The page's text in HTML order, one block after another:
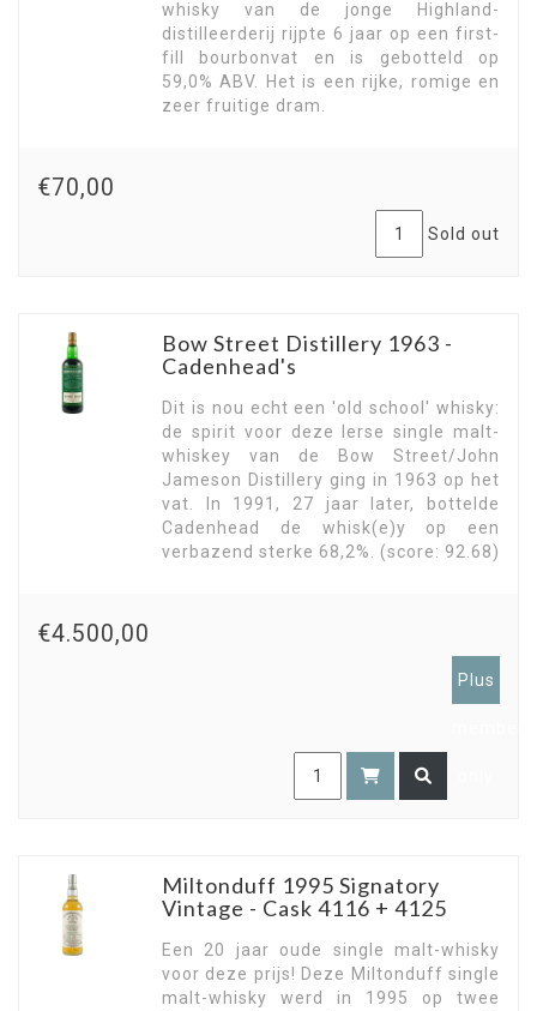
whisky van de jonge Highland-
distilleerderij rijpte 6 jaar op een first-
fill bourbonvat en is gebotteld op
59,0% ABV. Het is een rijke, romige en
zeer fruitige dram.
€70,00
Sold out
Bow Street Distillery 1963 -
Cadenhead's
Dit is nou echt een 'old school' whisky:
de spirit voor deze Ierse single malt-
whiskey van de Bow Street/John
Jameson Distillery ging in 1963 op het
vat. In 1991, 27 jaar later, bottelde
Cadenhead de whisk(e)y op een
verbazend sterke 68,2%. (score: 92.68)
€4.500,00
Plus
Miltonduff 1995 Signatory
Vintage - Cask 4116 + 4125
Een 20 jaar oude single malt-whisky
voor deze prijs! Deze Miltonduff single
malt-whisky werd in 1995 op twee